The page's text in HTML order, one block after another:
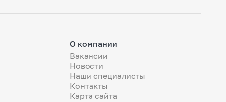
О компании
Вакансии
Новости
Наши специалисты
Контакты
Карта сайта